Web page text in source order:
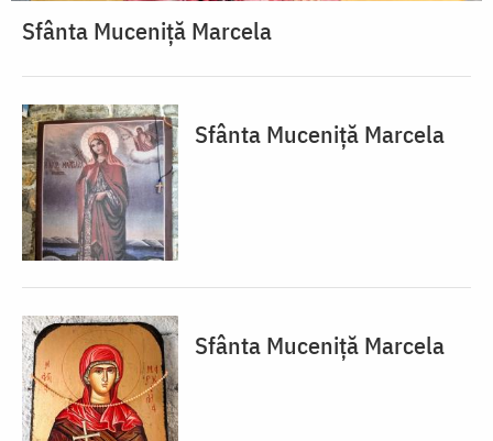
Sfânta Muceniță Marcela
Sfânta Muceniță Marcela
Sfânta Muceniță Marcela